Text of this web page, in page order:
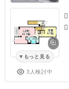
もっと見る
3人検討中